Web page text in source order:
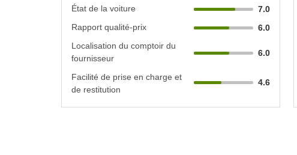
État de la voiture
7.0
Rapport qualité-prix
6.0
Localisation du comptoir du
fournisseur
6.0
Facilité de prise en charge et
de restitution
4.6